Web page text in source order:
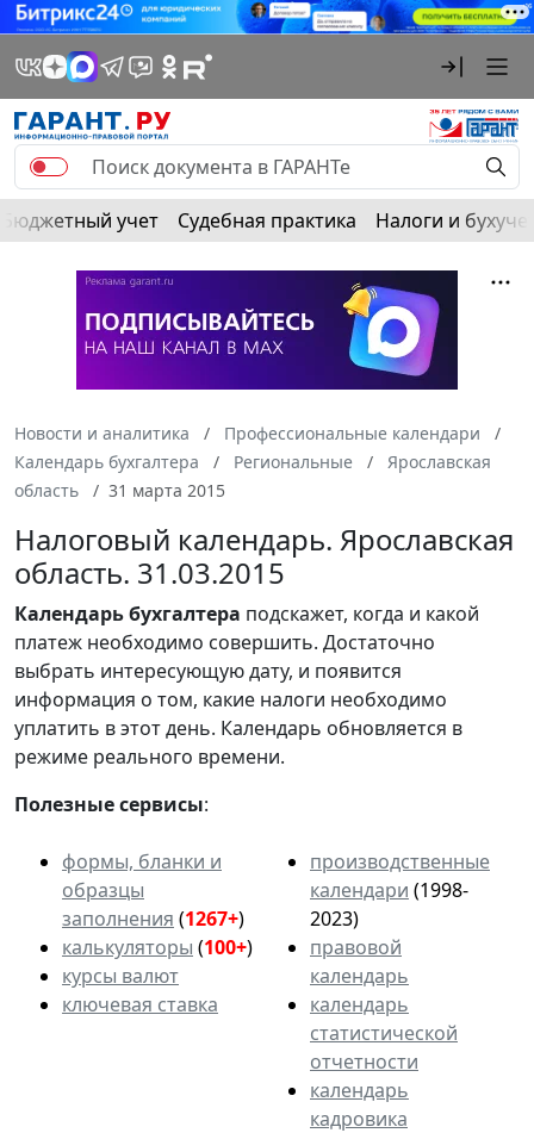
Бюджетный учет Судебная практика Налоги и
Новости и аналитика
Профессиональные календари
Календарь бухгалтера
Региональные
Ярославская
область
31 марта 2015
Налоговый календарь. Ярославская
область. 31.03.2015
Календарьбухгалтера подскажет, когда и какой
платеж необходимо совершить. Достаточно
выбрать интересующую дату, и появится
информация о том, какие налоги необходимо
уплатить в этот день. Календарь обновляется в
режиме реального времени.
Полезные сервисы:
формы, бланки и
образцы
заполнения (1267+)
калькуляторы (100+)
курсы валют
ключевая ставка
производственные
календари (1998-
2023)
правовой
календарь
календарь
статистической
отчетности
календарь
кадровика